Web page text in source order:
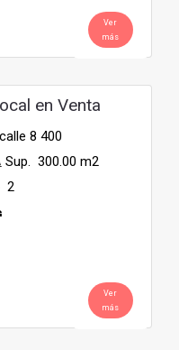
Ver
más
en Venta
8 400
Sup. 300.00 m2
2
Ver
más